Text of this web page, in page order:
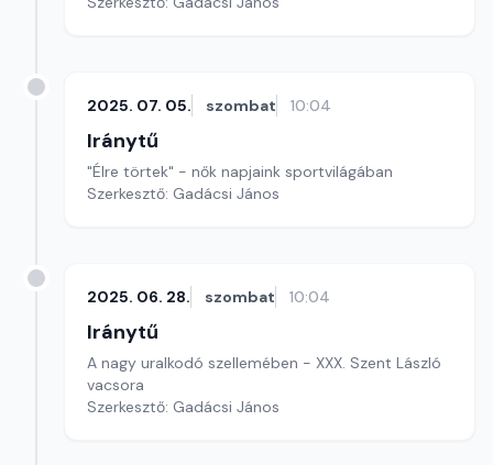
2025. 07. 05. szombat 10:04
Iránytű
"Élre törtek" - nők napjaink sportvilágában
Szerkesztő: Gadácsi János
2025. 06. 28. szombat 10:04
Iránytű
A nagy uralkodó szellemében - XXX. Szent László
vacsora
Szerkesztő: Gadácsi János